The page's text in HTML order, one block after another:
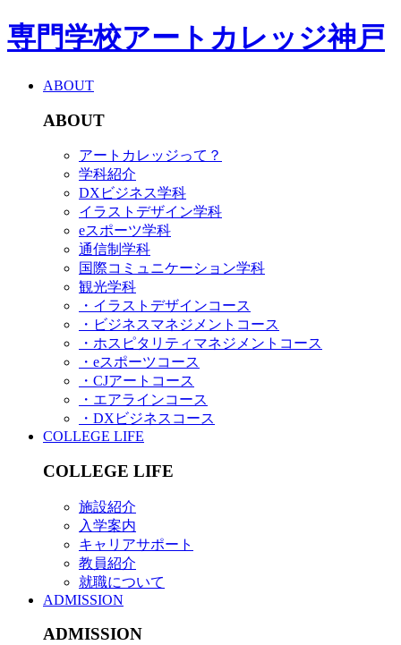
専門学校アートカレッジ神戸
ABOUT
ABOUT
アートカレッジって？
学科紹介
DXビジネス学科
イラストデザイン学科
eスポーツ学科
通信制学科
国際コミュニケーション学科
観光学科
・イラストデザインコース
・ビジネスマネジメントコース
・ホスピタリティマネジメントコース
・eスポーツコース
・CJアートコース
・エアラインコース
・DXビジネスコース
COLLEGE LIFE
COLLEGE LIFE
施設紹介
入学案内
キャリアサポート
教員紹介
就職について
ADMISSION
ADMISSION